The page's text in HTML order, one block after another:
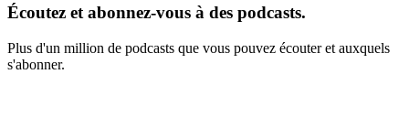
Écoutez et abonnez-vous à des podcasts.
Plus d'un million de podcasts que vous pouvez écouter et auxquels
s'abonner.